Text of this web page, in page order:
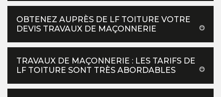
OBTENEZ AUPRÈS DE LF TOITURE VOTRE
DEVIS TRAVAUX DE MAÇONNERIE
TRAVAUX DE MAÇONNERIE : LES TARIFS DE
LF TOITURE SONT TRÈS ABORDABLES